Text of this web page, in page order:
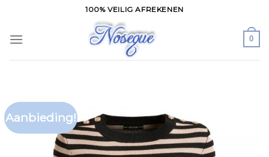
content
100% VEILIG AFREKENEN
0
Aanbieding!